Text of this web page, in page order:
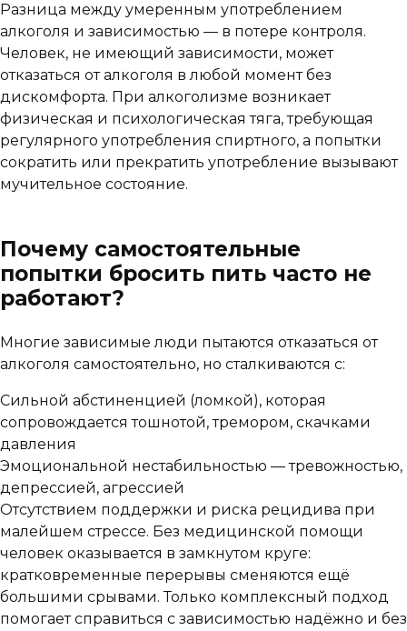
Разница между умеренным употреблением
алкоголя и зависимостью — в потере контроля.
Человек, не имеющий зависимости, может
отказаться от алкоголя в любой момент без
дискомфорта. При алкоголизме возникает
физическая и психологическая тяга, требующая
регулярного употребления спиртного, а попытки
сократить или прекратить употребление вызывают
мучительное состояние.
Почему самостоятельные
попытки бросить пить часто не
работают?
Многие зависимые люди пытаются отказаться от
алкоголя самостоятельно, но сталкиваются с:
Сильной абстиненцией (ломкой), которая
сопровождается тошнотой, тремором, скачками
давления
Эмоциональной нестабильностью — тревожностью,
депрессией, агрессией
Отсутствием поддержки и риска рецидива при
малейшем стрессе. Без медицинской помощи
человек оказывается в замкнутом круге:
кратковременные перерывы сменяются ещё
большими срывами. Только комплексный подход
помогает справиться с зависимостью надёжно и без